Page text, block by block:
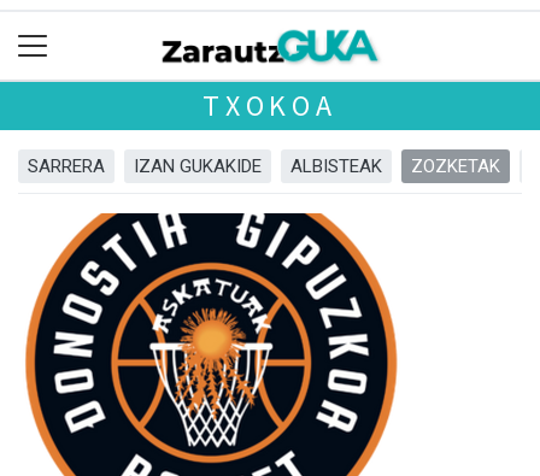
TXOKOA
SARRERA IZAN GUKAKIDE ALBISTEAK ZOZKETAK